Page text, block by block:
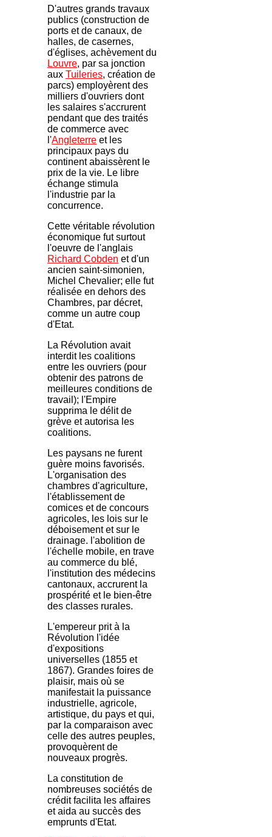
D'autres grands travaux
publics (construction de
ports et de canaux, de
halles, de casernes,
d'églises, achèvement du
Louvre, par sa jonction
aux Tuileries, création de
parcs) employèrent des
milliers d'ouvriers dont
les salaires s'accrurent
pendant que des traités
de commerce avec
l'Angleterre et les
principaux pays du
continent abaissèrent le
prix de la vie. Le libre
échange stimula
l'industrie par la
concurrence.
Cette véritable révolution
économique fut surtout
l'oeuvre de l'anglais
Richard Cobden et d'un
ancien saint-simonien,
Michel Chevalier; elle fut
réalisée en dehors des
Chambres, par décret,
comme un autre coup
d'Etat.
La Révolution avait
interdit les coalitions
entre les ouvriers (pour
obtenir des patrons de
meilleures conditions de
travail); l'Empire
supprima le délit de
grève et autorisa les
coalitions.
Les paysans ne furent
guère moins favorisés.
L'organisation des
chambres d'agriculture,
l'établissement de
comices et de concours
agricoles, les lois sur le
déboisement et sur le
drainage. l'abolition de
l'échelle mobile, en trave
au commerce du blé,
l'institution des médecins
cantonaux, accrurent la
prospérité et le bien-être
des classes rurales.
L'empereur prit à la
Révolution l'idée
d'expositions
universelles (1855 et
1867). Grandes foires de
plaisir, mais où se
manifestait la puissance
industrielle, agricole,
artistique, du pays et qui,
par la comparaison avec
celle des autres peuples,
provoquèrent de
nouveaux progrès.
La constitution de
nombreuses sociétés de
crédit facilita les affaires
et aida au succès des
emprunts d'Etat.